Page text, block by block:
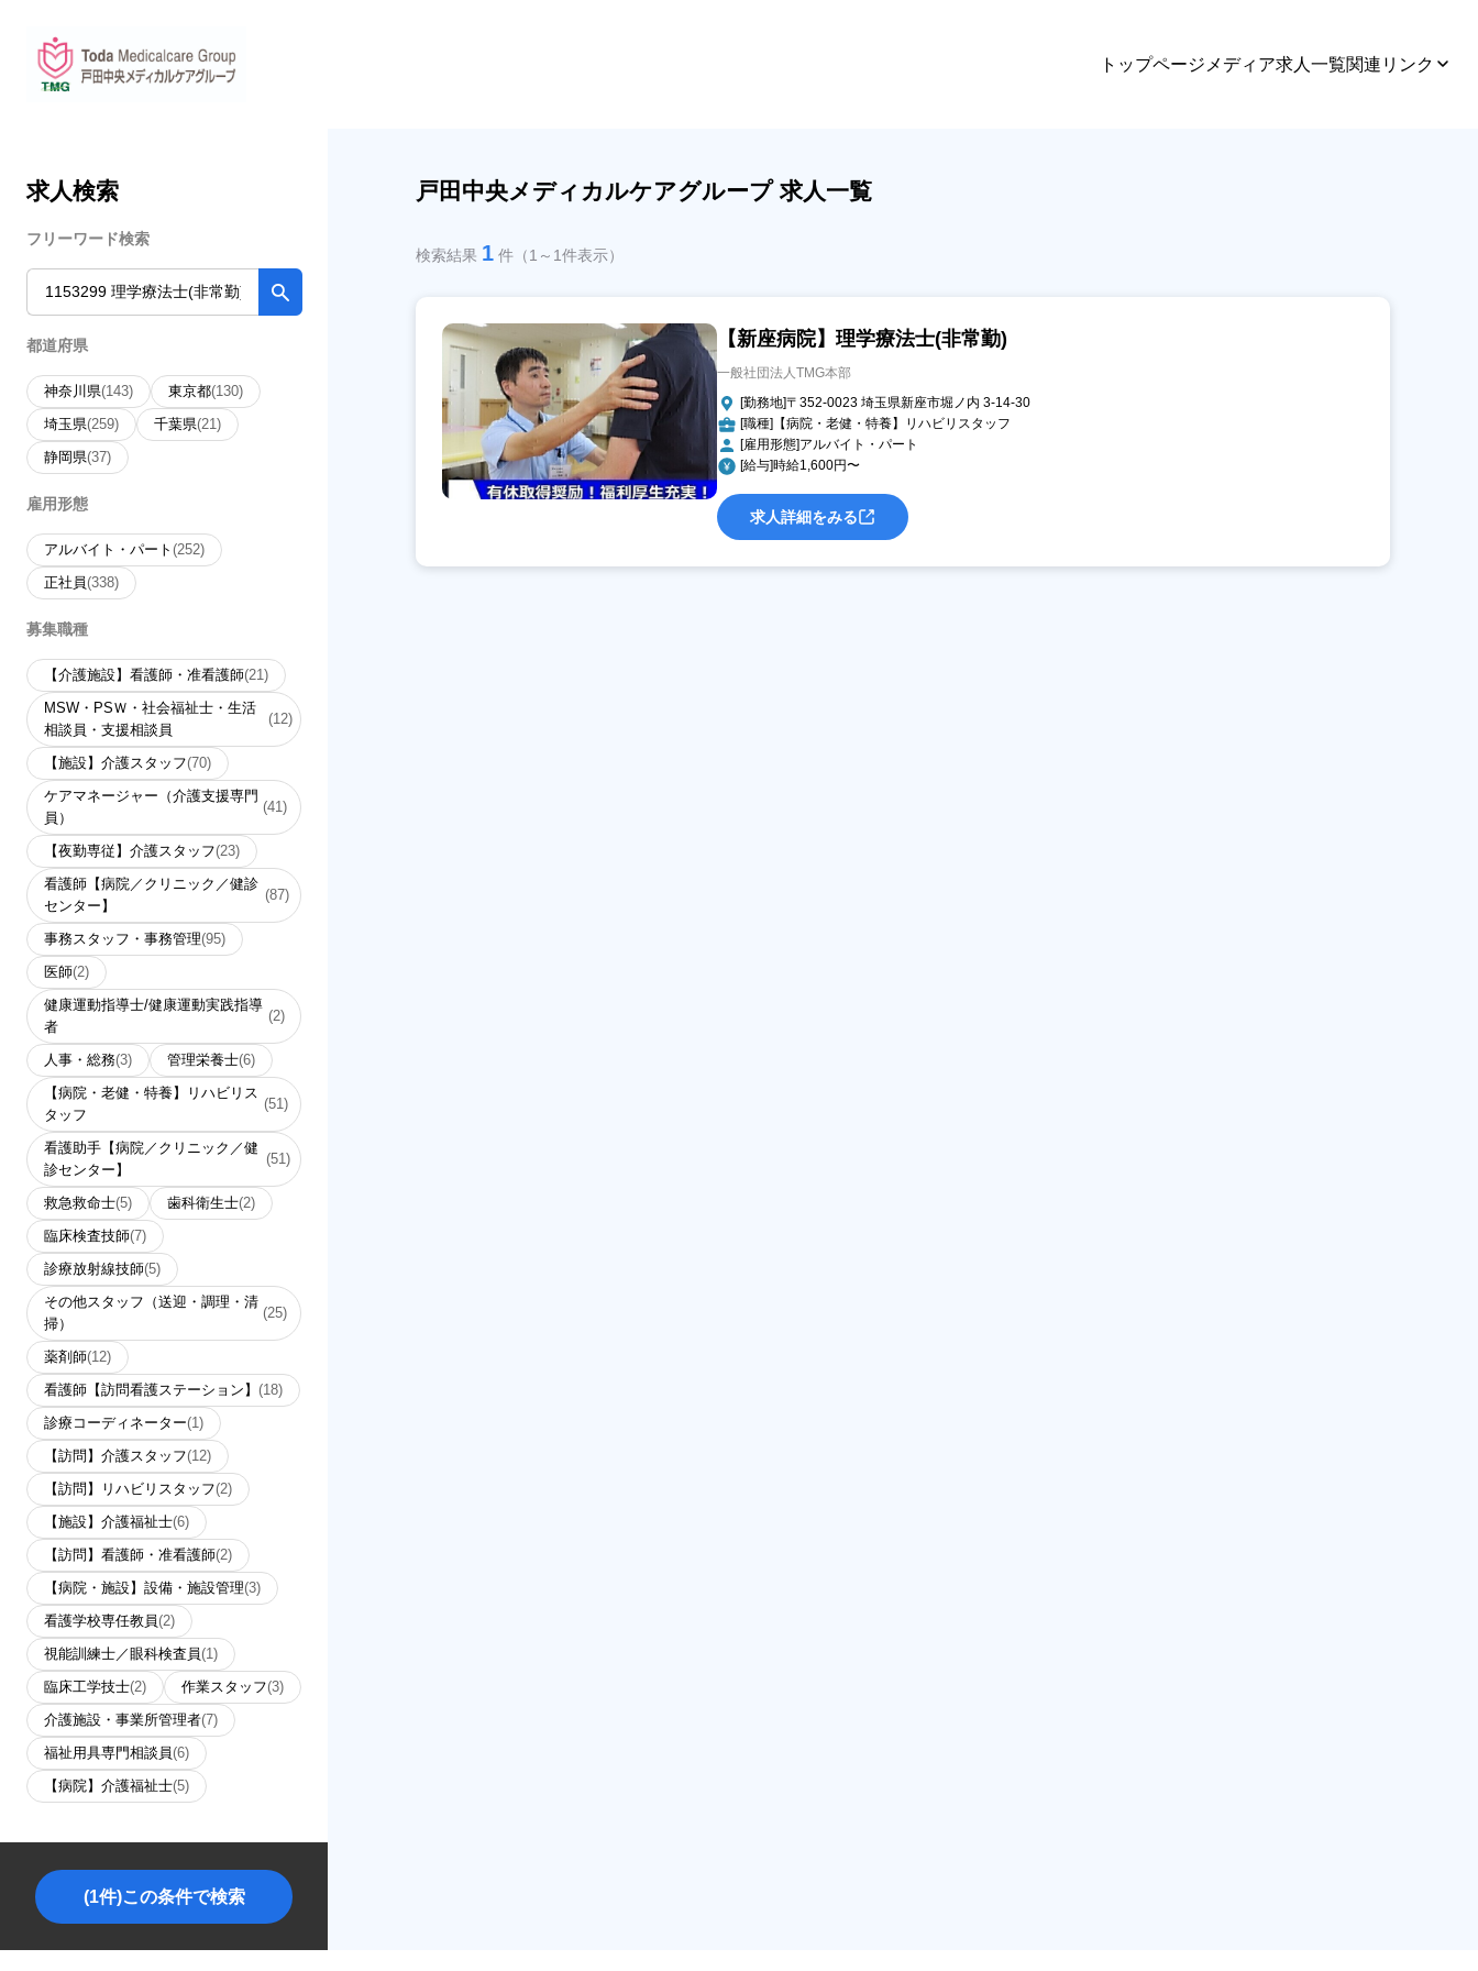
トップページ メディア求人一覧関連リンク
求人検索
フリーワード検索
都道府県
神奈川県(143) 東京都(130)
埼玉県(259) 千葉県(21)
静岡県(37)
雇用形態
アルバイト・パート (252)
正社員(338)
募集職種
【介護施設】看護師・准看護師(21)
MSW・PSＷ・社会福祉士・生活
相談員・支援相談員
(12)
【施設】介護スタッフ(70)
ケアマネージャー（介護支援専門
員）
(41)
【夜勤専従】介護スタッフ(23)
看護師【病院／クリニック／健診
センター】
(87)
事務スタッフ・事務管理(95)
医師(2)
健康運動指導士/健康運動実践指導
者
(2)
人事・総務(3) 管理栄養士(6)
【病院・老健・特養】リハビリス
タッフ
(51)
看護助手【病院／クリニック／健
診センター】
(51)
救急救命士(5) 歯科衛生士(2)
臨床検査技師(7)
診療放射線技師(5)
その他スタッフ（送迎・調理・清
掃）
(25)
薬剤師(12)
看護師【訪問看護ステーション】 (18)
診療コーディネーター(1)
【訪問】介護スタッフ(12)
【訪問】リハビリスタッフ(2)
【施設】介護福祉士(6)
【訪問】看護師・准看護師(2)
【病院・施設】設備・施設管理(3)
看護学校専任教員(2)
視能訓練士／眼科検査員(1)
臨床工学技士(2) 作業スタッフ(3)
介護施設・事業所管理者(7)
福祉用具専門相談員(6)
【病院】介護福祉士(5)
(1件)この条件で検索
戸田中央メディカルケアグループ 求人一覧
検索結果 1 件（1～1件表示）
【新座病院】理学療法士(非常勤)
一般社団法人TMG本部
[勤務地]〒352-0023 埼玉県新座市堀ノ内 3-14-30
[職種]【病院・老健・特養】リハビリスタッフ
[雇用形態]アルバイト・パート
[給与]時給1,600円〜
求人詳細をみる